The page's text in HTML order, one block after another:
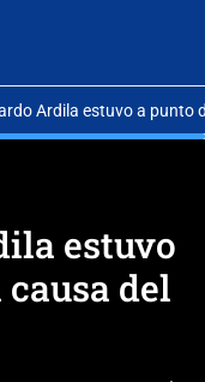
Ardila estuvo a punto
estuvo
del